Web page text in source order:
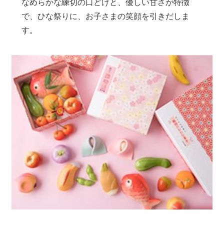
なめらかな練切の口どけと、優しい甘さが特徴
で、ひな祭りに、お子さまの笑顔を引きだしま
す。